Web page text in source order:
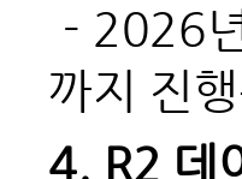
- 2026
까지 진
4. R2 데